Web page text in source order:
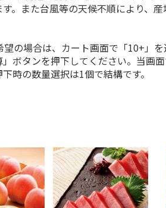
。また台風等の天候不順により、産
の場合は、カート画面で「10+」
ボタンを押下してください。当画
時の数量選択は1個で結構です。